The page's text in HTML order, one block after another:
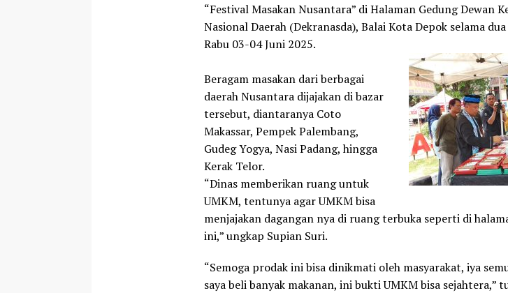
“Festival Masakan Nusantara” di Halaman Gedung Dewan
Nasional Daerah (Dekranasda), Balai Kota Depok selama
Rabu 03-04 Juni 2025.
Beragam masakan dari berbagai
daerah Nusantara dijajakan di bazar
tersebut, diantaranya Coto
Makassar, Pempek Palembang,
Gudeg Yogya, Nasi Padang, hingga
Kerak Telor.
“Dinas memberikan ruang untuk
UMKM, tentunya agar UMKM bisa
menjajakan dagangan nya di ruang terbuka seperti di
ini,” ungkap Supian Suri.
“Semoga prodak ini bisa dinikmati oleh masyarakat, iya
saya beli banyak makanan, ini bukti UMKM bisa sejahtera,”